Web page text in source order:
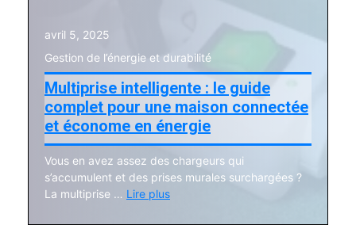
avril 5, 2025
Gestion de l’énergie et durabilité
Multiprise intelligente : le guide
complet pour une maison connectée
et économe en énergie
Vous en avez assez des chargeurs qui
s’accumulent et des prises murales surchargées ?
La multiprise … Lire plus